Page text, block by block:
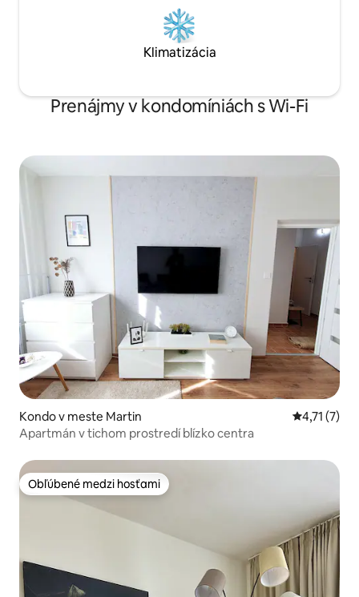
Klimatizácia
Prenájmy v kondomíniách s Wi-Fi
Kondo v meste Martin Priemerné
4,71 (7)
Apartmán v tichom prostredí blízko centra
Obľúbené medzi hosťami
Obľúbené medzi hosťami